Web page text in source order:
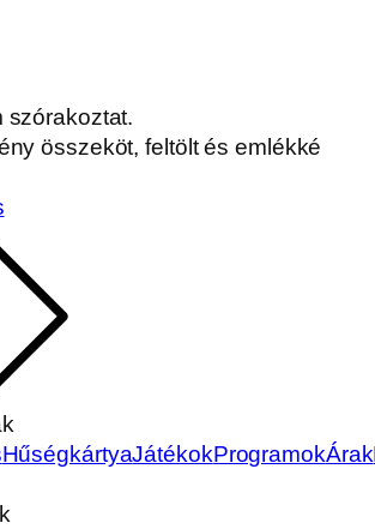
szórakoztat.
összeköt, feltölt és emlékké
HűségkártyaJátékokProgramokÁrak